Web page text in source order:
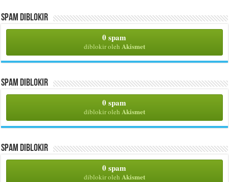
Spam Diblokir
0 spam
diblokir oleh Akismet
Spam Diblokir
0 spam
diblokir oleh Akismet
Spam Diblokir
0 spam
diblokir oleh Akismet